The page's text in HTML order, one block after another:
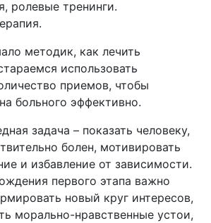
ролевые тренинги.
методик, как лечить
использовать
приемов, чтобы
больного эффективно.
задача – показать человеку,
болен, мотивировать
и избавление от зависимости.
первого этапа важно
новый круг интересов,
морально-нравственные устои,